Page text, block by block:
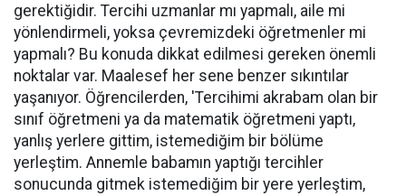
gerektiğidir. Tercihi uzmanlar mı yapmalı, aile mi
yönlendirmeli, yoksa çevremizdeki öğretmenler mi
yapmalı? Bu konuda dikkat edilmesi gereken önemli
noktalar var. Maalesef her sene benzer sıkıntılar
yaşanıyor. Öğrencilerden, 'Tercihimi akrabam olan bir
sınıf öğretmeni ya da matematik öğretmeni yaptı,
yanlış yerlere gittim, istemediğim bir bölüme
yerleştim. Annemle babamın yaptığı tercihler
sonucunda gitmek istemediğim bir yere yerleştim,